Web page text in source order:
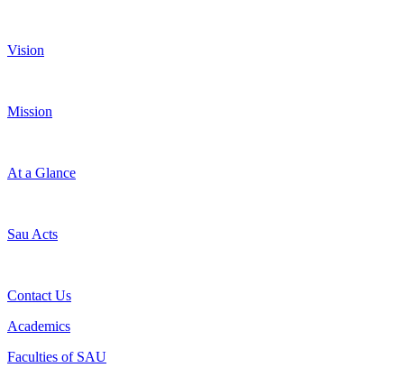
Vision
Mission
At a Glance
Sau Acts
Contact Us
Academics
Faculties of SAU